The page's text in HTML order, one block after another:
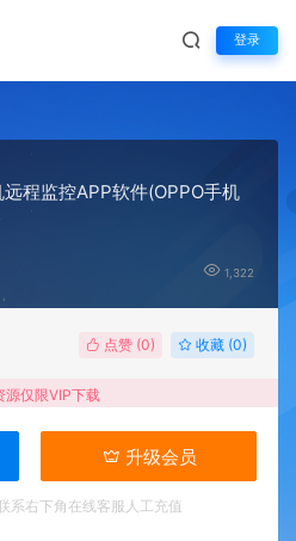
登录
远程监控APP软件(OPPO手机
1,322
点赞 (0) 收藏 (0)
源仅限VIP下载
升级会员
系右下角在线客服人工充值